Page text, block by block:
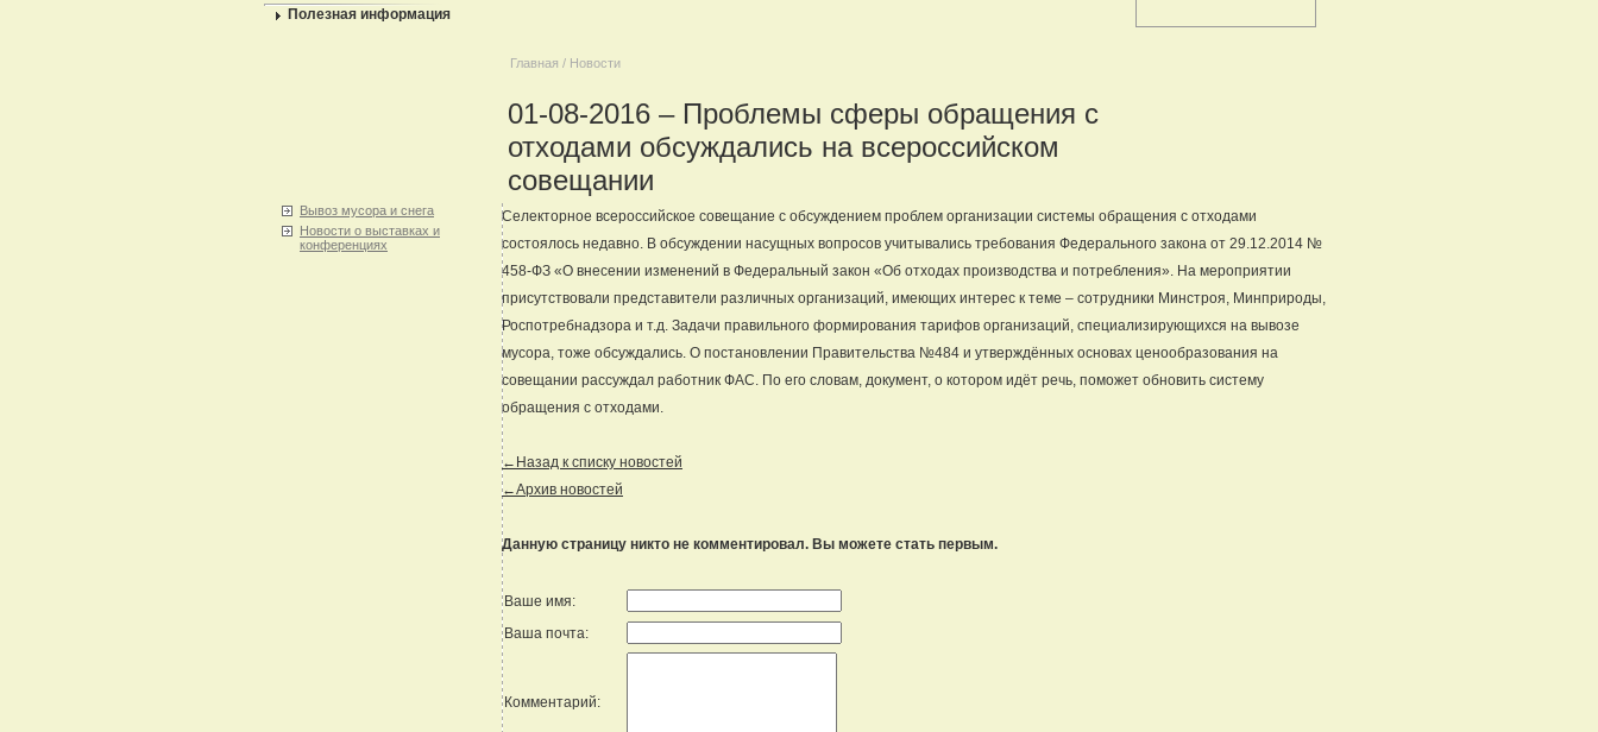
Полезная информация
Главная / Новости
01-08-2016 – Проблемы сферы обращения с
отходами обсуждались на всероссийском
совещании
Вывоз мусора и снега
Новости о выставках и
конференциях
Селекторное всероссийское совещание с обсуждением проблем организации системы обращения с отходами
состоялось недавно. В обсуждении насущных вопросов учитывались требования Федерального закона от 29.12.2014 №
458-ФЗ «О внесении изменений в Федеральный закон «Об отходах производства и потребления». На мероприятии
присутствовали представители различных организаций, имеющих интерес к теме – сотрудники Минстроя, Минприроды,
Роспотребнадзора и т.д. Задачи правильного формирования тарифов организаций, специализирующихся на вывозе
мусора, тоже обсуждались. О постановлении Правительства №484 и утверждённых основах ценообразования на
совещании рассуждал работник ФАС. По его словам, документ, о котором идёт речь, поможет обновить систему
обращения с отходами.
←Назад к списку новостей
←Архив новостей
Данную страницу никто не комментировал. Вы можете стать первым.
Ваше имя:
Ваша почта:
Комментарий: